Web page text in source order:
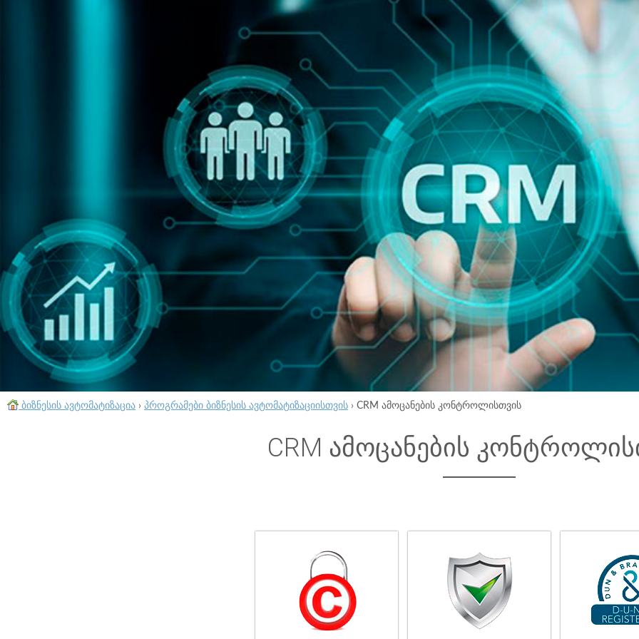
ბიზნესის ავტომატიზაცია › პროგრამები ბიზნესის ავტომატიზაციისთვის › CRM ამოცანების კონტროლისთვის
CRM ამოცანების